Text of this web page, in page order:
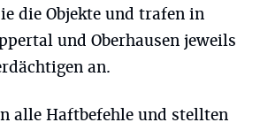
die Objekte und trafen in
und Oberhausen jeweils
an.
alle Haftbefehle und stellten